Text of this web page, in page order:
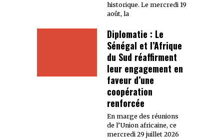
historique. Le mercredi 19
août, la
Diplomatie : Le
Sénégal et l’Afrique
du Sud réaffirment
leur engagement en
faveur d’une
coopération
renforcée
En marge des réunions
de l’Union africaine, ce
mercredi 29 juillet 2026